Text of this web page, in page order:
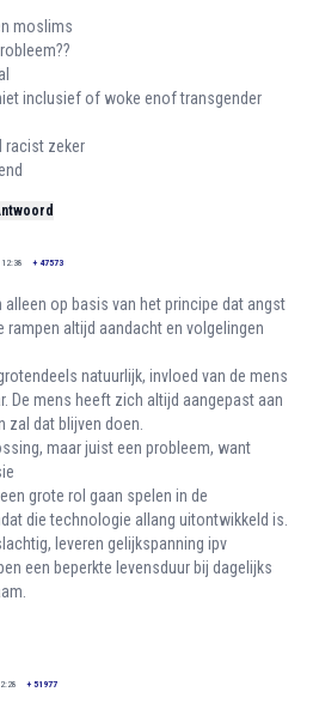
moslims
inclusief of woke enof transgender
racist zeker
+ 47573
op basis van het principe dat angst
rampen altijd aandacht en volgelingen
natuurlijk, invloed van de mens
De mens heeft zich altijd aangepast aan
zal dat blijven doen.
maar juist een probleem, want
grote rol gaan spelen in de
die technologie allang uitontwikkeld is.
leveren gelijkspanning ipv
een beperkte levensduur bij dagelijks
+ 51977